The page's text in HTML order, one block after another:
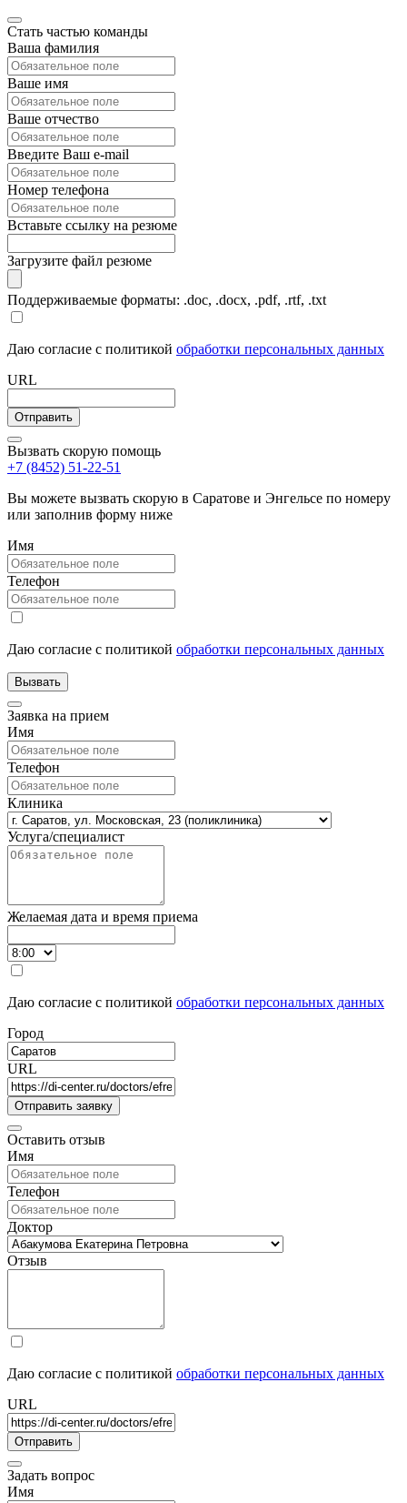
Стать частью команды
Ваша фамилия
Ваше имя
Ваше отчество
Введите Ваш e-mail
Номер телефона
Вставьте ссылку на резюме
Загрузите файл резюме
Поддерживаемые форматы: .doc, .docx, .pdf, .rtf, .txt
Даю согласие с политикой обработки персональных данных
URL
Вызвать скорую помощь
+7 (8452) 51-22-51
Вы можете вызвать скорую в Саратове и Энгельсе по номеру
или заполнив форму ниже
Имя
Телефон
Даю согласие с политикой обработки персональных данных
Заявка на прием
Имя
Телефон
Клиника
Услуга/специалист
Желаемая дата и время приема
Даю согласие с политикой обработки персональных данных
Город
URL
Оставить отзыв
Имя
Телефон
Доктор
Отзыв
Даю согласие с политикой обработки персональных данных
URL
Задать вопрос
Имя